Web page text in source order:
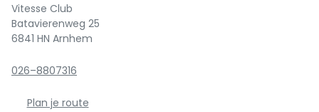
Vitesse Club
Batavierenweg 25
6841 HN Arnhem
026–8807316
Plan je route